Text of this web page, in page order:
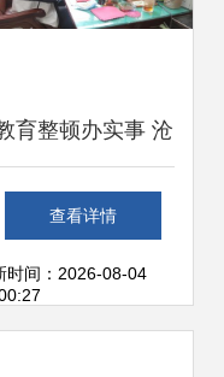
育整顿办实事 沧
州基层法院砥砺前
，真抓实干优化
查看详情
时间：2026-08-04